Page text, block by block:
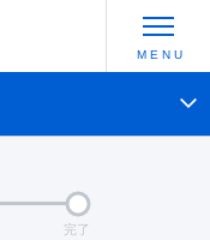
完了